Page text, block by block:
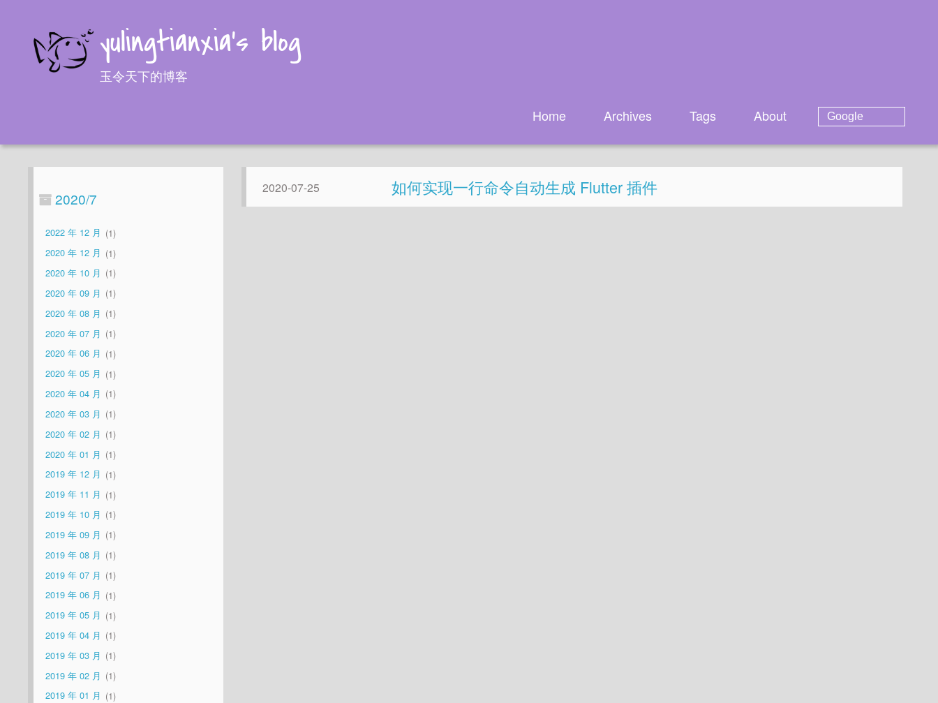
yulingtianxia's blog
玉令天下的博客
Home Archives Tags About
2020/7
2022 年 12 月
1
2020 年 12 月
1
2020 年 10 月
1
2020 年 09 月
1
2020 年 08 月
1
2020 年 07 月
1
2020 年 06 月
1
2020 年 05 月
1
2020 年 04 月
1
2020 年 03 月
1
2020 年 02 月
1
2020 年 01 月
1
2019 年 12 月
1
2019 年 11 月
1
2019 年 10 月
1
2019 年 09 月
1
2019 年 08 月
1
2019 年 07 月
1
2019 年 06 月
1
2019 年 05 月
1
2019 年 04 月
1
2019 年 03 月
1
2019 年 02 月
1
2019 年 01 月
1
2020-07-25 如何实现一行命令自动生成 Flutter 插件